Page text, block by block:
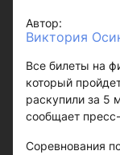
Автор:
Виктория
Все билеты на
который
раскупили за 5
сообщает
Соревнования